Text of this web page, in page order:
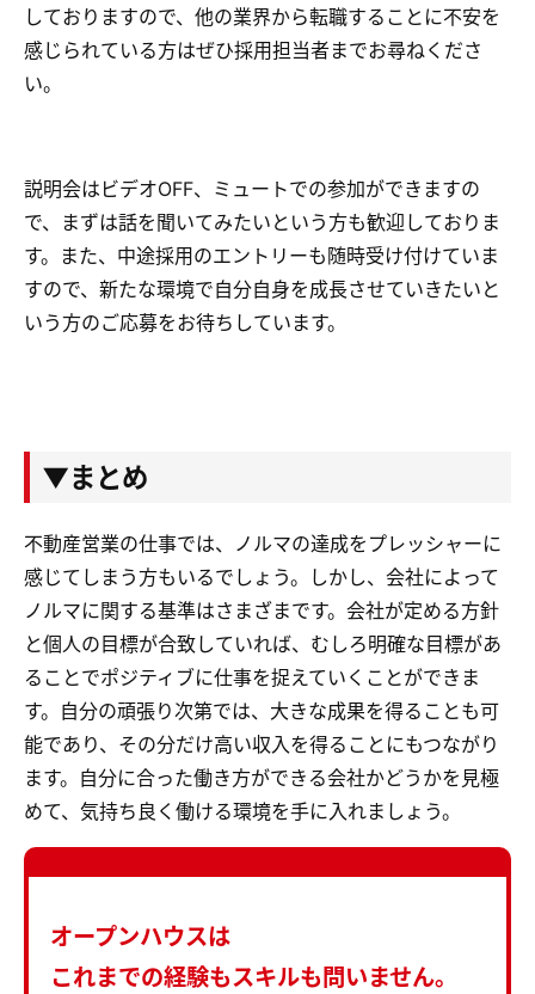
しておりますので、他の業界から転職することに不安を
感じられている方はぜひ採用担当者までお尋ねくださ
い。
説明会はビデオOFF、ミュートでの参加ができますの
で、まずは話を聞いてみたいという方も歓迎しておりま
す。また、中途採用のエントリーも随時受け付けていま
すので、新たな環境で自分自身を成長させていきたいと
いう方のご応募をお待ちしています。
▼まとめ
不動産営業の仕事では、ノルマの達成をプレッシャーに
感じてしまう方もいるでしょう。しかし、会社によって
ノルマに関する基準はさまざまです。会社が定める方針
と個人の目標が合致していれば、むしろ明確な目標があ
ることでポジティブに仕事を捉えていくことができま
す。自分の頑張り次第では、大きな成果を得ることも可
能であり、その分だけ高い収入を得ることにもつながり
ます。自分に合った働き方ができる会社かどうかを見極
めて、気持ち良く働ける環境を手に入れましょう。
オープンハウスは
これまでの経験もスキルも問いません。